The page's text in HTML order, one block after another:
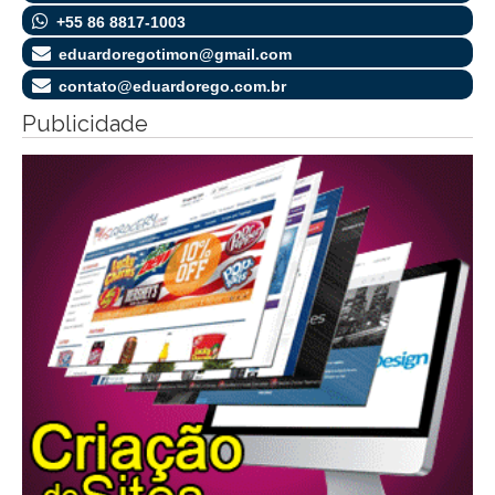
+55 86 8817-1003
eduardoregotimon@gmail.com
contato@eduardorego.com.br
Publicidade